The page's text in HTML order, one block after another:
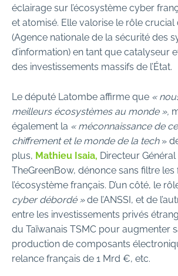
éclairage sur l’écosystème cyber
et atomisé. Elle valorise le rôle crucial
(Agence nationale de la sécurité des
d’information) en tant que catalyseur
des investissements massifs de l’État.
Le député Latombe affirme que «
meilleurs écosystèmes au monde »,
également la « méconnaissance de ce
chiffrement et le monde de la tech»
plus, Mathieu Isaia, Directeur
TheGreenBow, dénonce sans filtre les
l’écosystème français. D’un côté, le
cyber débordé »de l’ANSSI, et de
entre les investissements privés
du Taïwanais TSMC pour augmenter
production de composants
relance français de 1 Mrd €, etc.